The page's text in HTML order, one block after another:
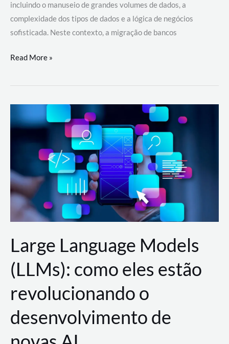
incluindo o manuseio de grandes volumes de dados, a
complexidade dos tipos de dados e a lógica de negócios
sofisticada. Neste contexto, a migração de bancos
Por
migrar
de
a
AWS?
Read More »
Large Language Models
(LLMs): como eles estão
revolucionando o
desenvolvimento de